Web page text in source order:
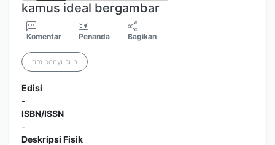
kamus ideal bergambar
Komentar Penanda Bagikan
tim penyusun
Edisi
-
ISBN/ISSN
-
Deskripsi Fisik